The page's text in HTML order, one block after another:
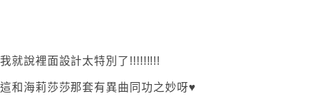
我就說裡面設計太特別了!!!!!!!!!
這和海莉莎莎那套有異曲同功之妙呀♥